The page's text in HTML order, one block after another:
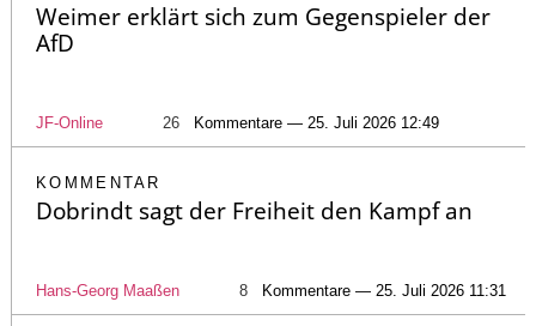
Weimer erklärt sich zum Gegenspieler der
AfD
JF-Online 26 Kommentare — 25. Juli 2026 12:49
KOMMENTAR
Dobrindt sagt der Freiheit den Kampf an
Hans-Georg Maaßen 8 Kommentare — 25. Juli 2026 11:31